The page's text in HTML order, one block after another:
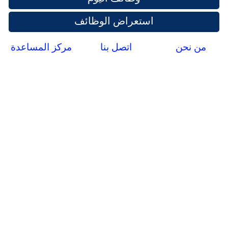
استعراض الوظائف
من نحن اتصل بنا مركز المساعدة